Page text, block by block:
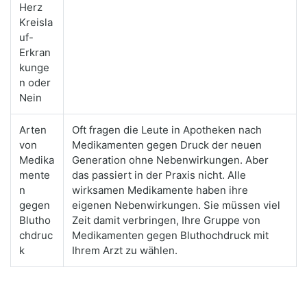
Herz
Kreisla
uf-
Erkran
kunge
n oder
Nein
Arten
von
Medika
mente
n
gegen
Blutho
chdruc
k
Oft fragen die Leute in Apotheken nach
Medikamenten gegen Druck der neuen
Generation ohne Nebenwirkungen. Aber
das passiert in der Praxis nicht. Alle
wirksamen Medikamente haben ihre
eigenen Nebenwirkungen. Sie müssen viel
Zeit damit verbringen, Ihre Gruppe von
Medikamenten gegen Bluthochdruck mit
Ihrem Arzt zu wählen.